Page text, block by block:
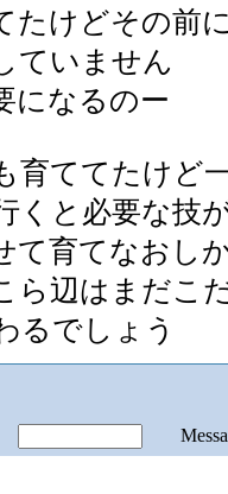
たけどその前
ていません
になるのー
育ててたけど
くと必要な技
て育てなおし
ら辺はまだこ
るでしょう